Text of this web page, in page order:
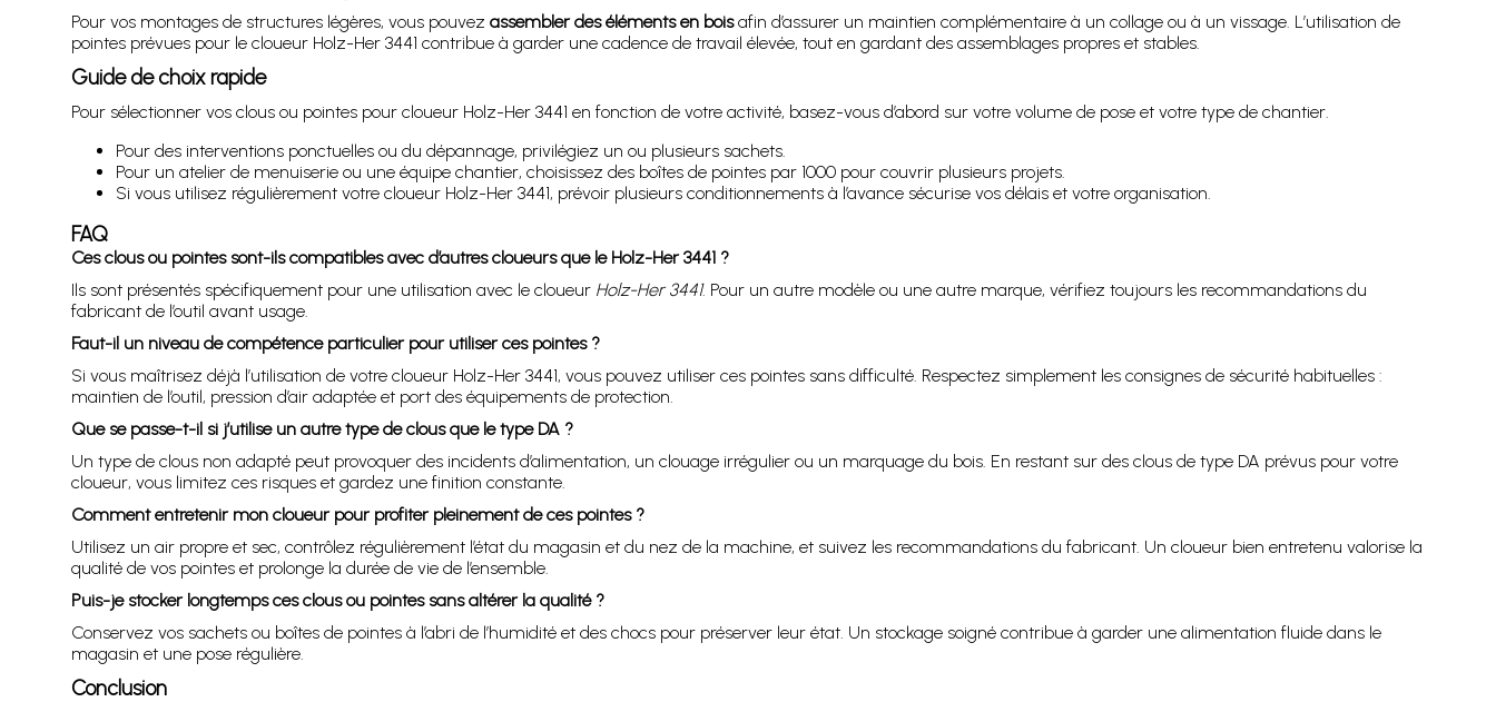
Pour vos montages de structures légères, vous pouvez assembler des éléments en boisafin d’assurer un maintien complémentaire à un collage ou à un vissage. L’utilisation de
pointes prévues pour le cloueur Holz-Her 3441 contribue à garder une cadence de travail élevée, tout en gardant des assemblages propres et stables.
Guide de choix rapide
Pour sélectionner vos clous ou pointes pour cloueur Holz-Her 3441 en fonction de votre activité, basez-vous d’abord sur votre volume de pose et votre type de chantier.
Pour des interventions ponctuelles ou du dépannage, privilégiez un ou plusieurs sachets.
Pour un atelier de menuiserie ou une équipe chantier, choisissez des boîtes de pointes par 1000 pour couvrir plusieurs projets.
Si vous utilisez régulièrement votre cloueur Holz-Her 3441, prévoir plusieurs conditionnements à l’avance sécurise vos délais et votre organisation.
FAQ
Ces clous ou pointes sont-ils compatibles avec d’autres cloueurs que le Holz-Her 3441 ?
Ils sont présentés spécifiquement pour une utilisation avec le cloueur Holz-Her 3441. Pour un autre modèle ou une autre marque, vérifiez toujours les recommandations du
fabricant de l’outil avant usage.
Faut-il un niveau de compétence particulier pour utiliser ces pointes ?
Si vous maîtrisez déjà l’utilisation de votre cloueur Holz-Her 3441, vous pouvez utiliser ces pointes sans difficulté. Respectez simplement les consignes de sécurité habituelles :
maintien de l’outil, pression d’air adaptée et port des équipements de protection.
Que se passe-t-il si j’utilise un autre type de clous que le type DA ?
Un type de clous non adapté peut provoquer des incidents d’alimentation, un clouage irrégulier ou un marquage du bois. En restant sur des clous de type DA prévus pour votre
cloueur, vous limitez ces risques et gardez une finition constante.
Comment entretenir mon cloueur pour profiter pleinement de ces pointes ?
Utilisez un air propre et sec, contrôlez régulièrement l’état du magasin et du nez de la machine, et suivez les recommandations du fabricant. Un cloueur bien entretenu valorise la
qualité de vos pointes et prolonge la durée de vie de l’ensemble.
Puis-je stocker longtemps ces clous ou pointes sans altérer la qualité ?
Conservez vos sachets ou boîtes de pointes à l’abri de l’humidité et des chocs pour préserver leur état. Un stockage soigné contribue à garder une alimentation fluide dans le
magasin et une pose régulière.
Conclusion